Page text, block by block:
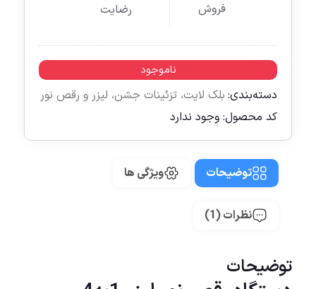
فروش رضایت
ناموجود
دسته‌بندی: بلک لایت، تزئینات جشن، لیزر و رقص نور
کد محصول: وجود ندارد
توضیحات ویژگی ها
نظرات (1)
توضیحات